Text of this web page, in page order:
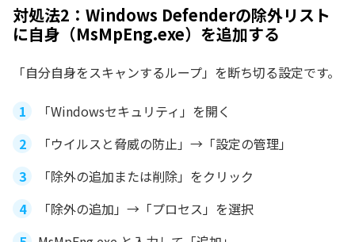
対処法2：Windows Defenderの除外リスト
に自身（MsMpEng.exe）を追加する
「自分自身をスキャンするループ」を断ち切る設定です。
「Windowsセキュリティ」を開く
「ウイルスと脅威の防止」→「設定の管理」
「除外の追加または削除」をクリック
「除外の追加」→「プロセス」を選択